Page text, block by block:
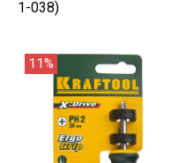
1-038)
11%